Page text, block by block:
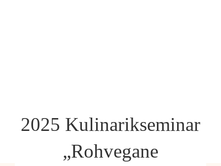
2025 Kulinarikseminar
„Rohvegane